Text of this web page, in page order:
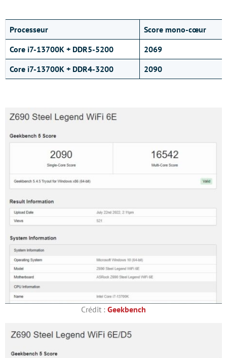
Processeur Score mono-cœur
Core i7-13700K + DDR5-5200
2069
Core i7-13700K + DDR4-3200
2090
Crédit : Geekbench